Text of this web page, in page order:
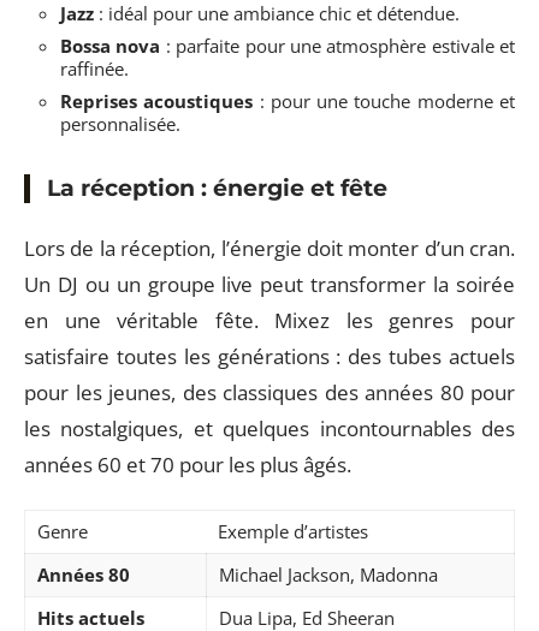
Jazz : idéal pour une ambiance chic et détendue.
Bossa nova : parfaite pour une atmosphère estivale et
raffinée.
Reprises acoustiques : pour une touche moderne et
personnalisée.
La réception : énergie et fête
Lors de la réception, l’énergie doit monter d’un cran.
Un DJ ou un groupe live peut transformer la soirée
en une véritable fête. Mixez les genres pour
satisfaire toutes les générations : des tubes actuels
pour les jeunes, des classiques des années 80 pour
les nostalgiques, et quelques incontournables des
années 60 et 70 pour les plus âgés.
Genre
Exemple d’artistes
Années 80
Michael Jackson, Madonna
Hits actuels
Dua Lipa, Ed Sheeran